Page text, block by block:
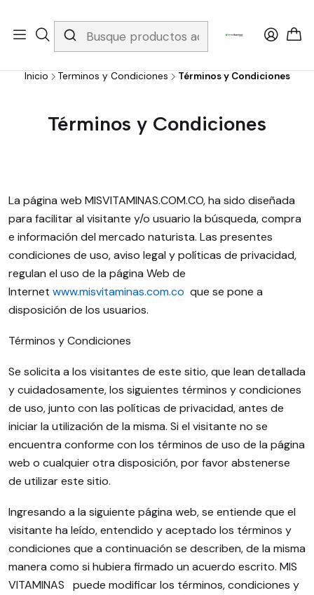
Whatsapp 3229079958/ Fijo 6019251796 / Envios a todo el país y
gratis apartir de 199.000!
Inicio Terminos y Condiciones Términos y Condiciones
Términos y Condiciones
La página web MISVITAMINAS.COM.CO, ha sido diseñada
para facilitar al visitante y/o usuario la búsqueda, compra
e información del mercado naturista. Las presentes
condiciones de uso, aviso legal y políticas de privacidad,
regulan el uso de la página Web de
Internet www.misvitaminas.com.co que se pone a
disposición de los usuarios.
Términos y Condiciones
Se solicita a los visitantes de este sitio, que lean detallada
y cuidadosamente, los siguientes términos y condiciones
de uso, junto con las políticas de privacidad, antes de
iniciar la utilización de la misma. Si el visitante no se
encuentra conforme con los términos de uso de la página
web o cualquier otra disposición, por favor abstenerse
de utilizar este sitio.
Ingresando a la siguiente página web, se entiende que el
visitante ha leído, entendido y aceptado los términos y
condiciones que a continuación se describen, de la misma
manera como si hubiera firmado un acuerdo escrito. MIS
VITAMINAS puede modificar los términos, condiciones y